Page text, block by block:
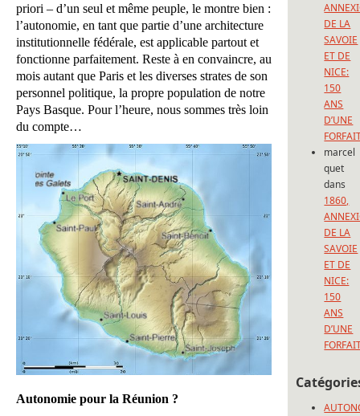
priori – d’un seul et même peuple, le montre bien :
l’autonomie, en tant que partie d’une architecture
institutionnelle fédérale, est applicable partout et
fonctionne parfaitement. Reste à en convaincre, au
mois autant que Paris et les diverses strates de son
personnel politique, la propre population de notre
Pays Basque. Pour l’heure, nous sommes très loin
du compte…
Autonomie pour la Réunion ?
DE LA
SAVOIE
ET DE
NICE:
150
ANS
D’UNE
marcel
quet
dans
1860,
DE LA
SAVOIE
ET DE
NICE:
150
ANS
D’UNE